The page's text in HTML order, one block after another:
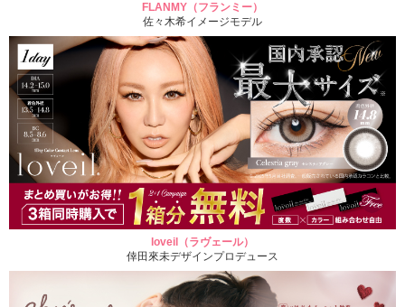
FLANMY（フランミー）
佐々木希イメージモデル
loveil（ラヴェール）
倖田來未デザインプロデュース